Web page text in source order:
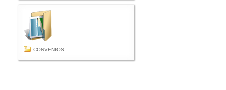
CONVENIOS...
GAD Macará
2025
2020
2024